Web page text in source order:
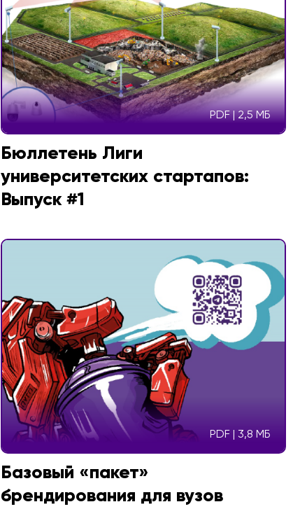
PDF | 2,5 МБ
Бюллетень Лиги
университетских стартапов:
Выпуск #1
PDF | 3,8 МБ
Базовый «пакет»
брендирования для вузов